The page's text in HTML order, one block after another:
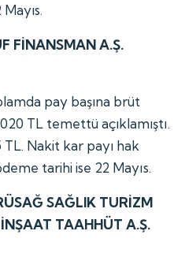
FİNANSMAN A.Ş.
pay başına brüt
TL temettü açıklamıştı.
Nakit kar payı hak
tarihi ise 22 Mayıs.
SAĞLIK TURİZM
TAAHHÜT A.Ş.